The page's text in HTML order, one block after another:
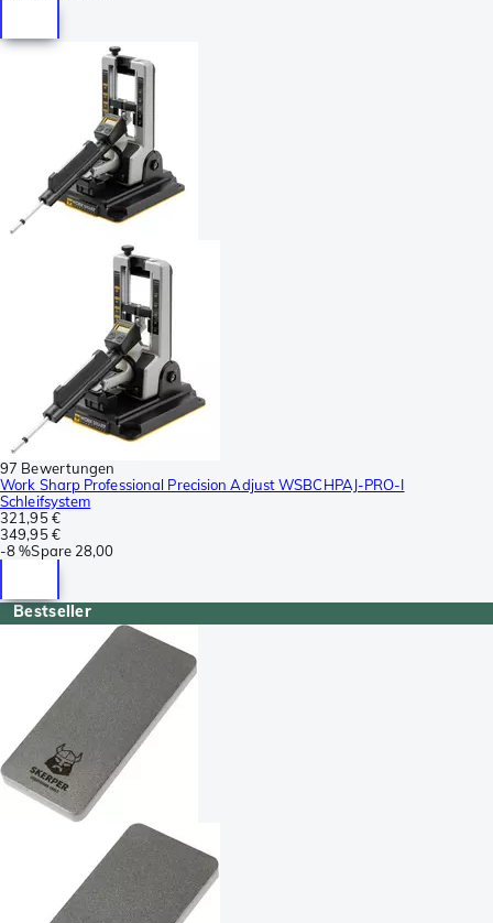
97 Bewertungen
Work Sharp Professional Precision Adjust WSBCHPAJ-PRO-I
Schleifsystem
321,95 €
349,95 €
-8 %Spare 28,00
Bestseller